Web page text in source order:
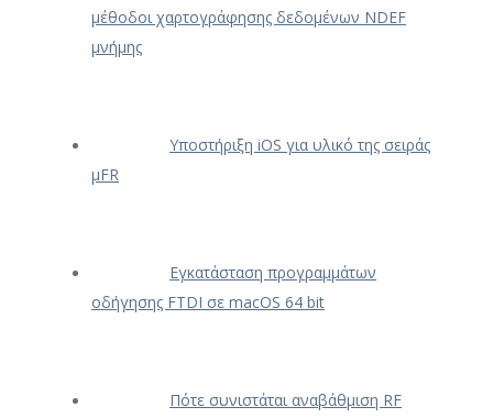
μέθοδοι χαρτογράφησης δεδομένων NDEF
μνήμης
Υποστήριξη iOS για υλικό της σειράς
μFR
Εγκατάσταση προγραμμάτων
οδήγησης FTDI σε macOS 64 bit
Πότε συνιστάται αναβάθμιση RF